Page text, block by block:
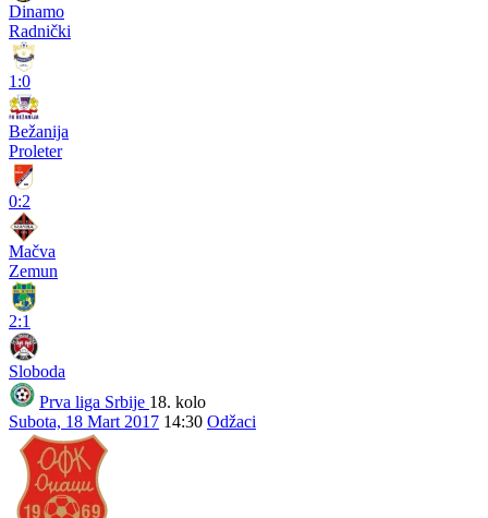
Dinamo
Radnički
1:0
Bežanija
Proleter
0:2
Mačva
Zemun
2:1
Sloboda
Prva liga Srbije 18. kolo
Subota, 18 Mart 2017 14:30 Odžaci